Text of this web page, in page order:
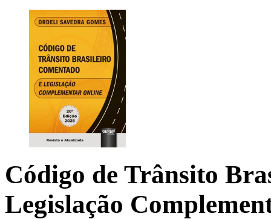
Código de Trânsito
Legislação